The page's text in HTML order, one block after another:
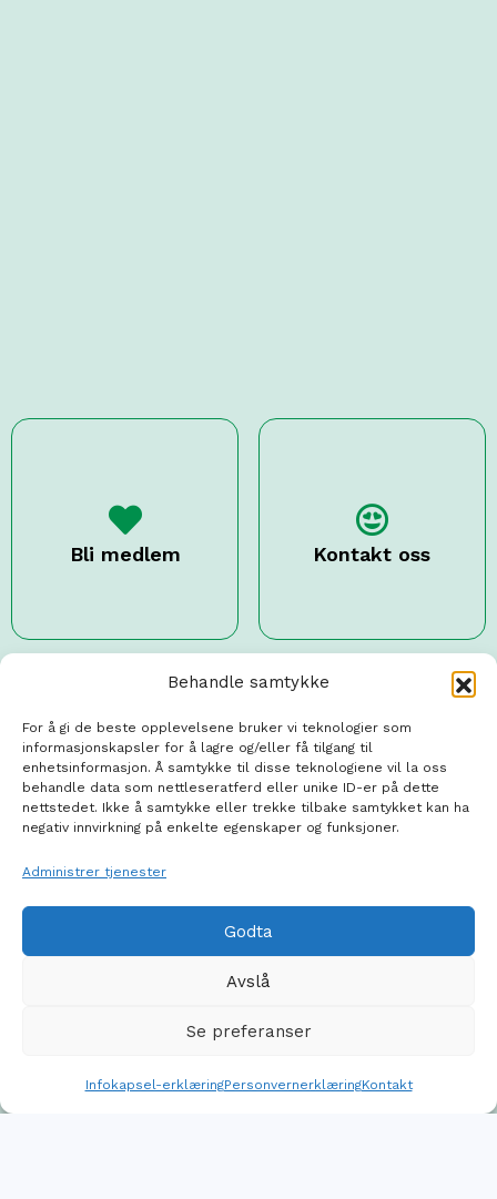
Behandle samtykke
For å gi de beste opplevelsene bruker vi teknologier som
informasjonskapsler for å lagre og/eller få tilgang til
enhetsinformasjon. Å samtykke til disse teknologiene vil la oss
behandle data som nettleseratferd eller unike ID-er på dette
nettstedet. Ikke å samtykke eller trekke tilbake samtykket kan ha
negativ innvirkning på enkelte egenskaper og funksjoner.
Administrer tjenester
Godta
Avslå
Se preferanser
Infokapsel-erklæringPersonvernerklæringKontakt
Bli medlem Kontakt oss
Inkluderingsfond Tilreisende lag
Treningssenter